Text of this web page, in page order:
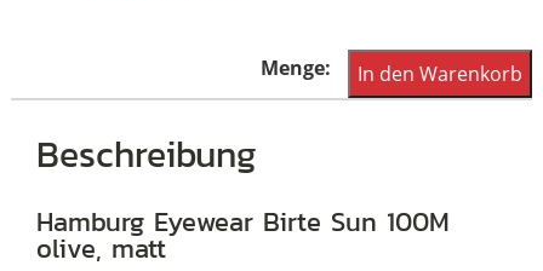
Hamburg
Eyewear
100M
In den Warenkorb
Beschreibung
Hamburg Eyewear Birte Sun 100M
olive, matt